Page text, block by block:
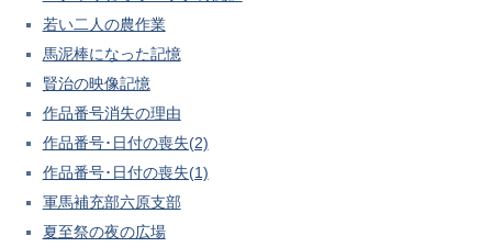
若い二人の農作業
馬泥棒になった記憶
賢治の映像記憶
作品番号消失の理由
作品番号･日付の喪失(2)
作品番号･日付の喪失(1)
軍馬補充部六原支部
夏至祭の夜の広場